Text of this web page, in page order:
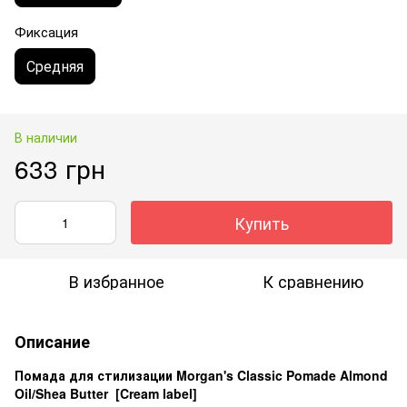
Фиксация
Средняя
В наличии
633 грн
Купить
В избранное К сравнению
Описание
Помада для стилизации Morgan's Classic Pomade Almond
Oil/Shea Butter [Cream label]